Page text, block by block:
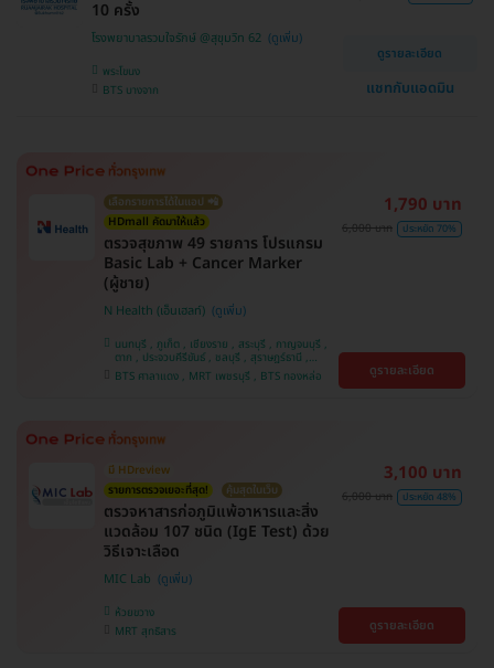
10 ครั้ง
โรงพยาบาลรวมใจรักษ์ @สุขุมวิท 62
พระโขนง
BTS บางจาก
ดูรายละเอียด
แชทกับแอดมิน
เลือกรายการได้ในแอป 📲
HDmall คัดมาให้แล้ว
ตรวจสุขภาพ 49 รายการ โปรแกรม
Basic Lab + Cancer Marker
(ผู้ชาย)
N Health (เอ็นเฮลท์)
นนทบุรี , ภูเก็ต , เชียงราย , สระบุรี , กาญจนบุรี ,
ตาก , ประจวบคีรีขันธ์ , ชลบุรี , สุราษฎร์ธานี ,
บางรัก , นครสวรรค์ , บางแค , ห้วยขวาง , สงขลา ,
ปทุมธานี , สมุทรปราการ , สมุทรสาคร , ชุมพร , BTS ศาลาแดง , MRT เพชรบุรี , BTS ทองหล่อ
1,790 บาท
6,000 บาท ประหยัด 70%
ดูรายละเอียด
มี HDreview
รายการตรวจเยอะที่สุด!
คุ้มสุดในเว็บ
ตรวจหาสารก่อภูมิแพ้อาหารและสิ่ง
แวดล้อม 107 ชนิด (IgE Test) ด้วย
วิธีเจาะเลือด
MIC Lab
ห้วยขวาง
MRT สุทธิสาร
3,100 บาท
6,000 บาท ประหยัด 48%
ดูรายละเอียด